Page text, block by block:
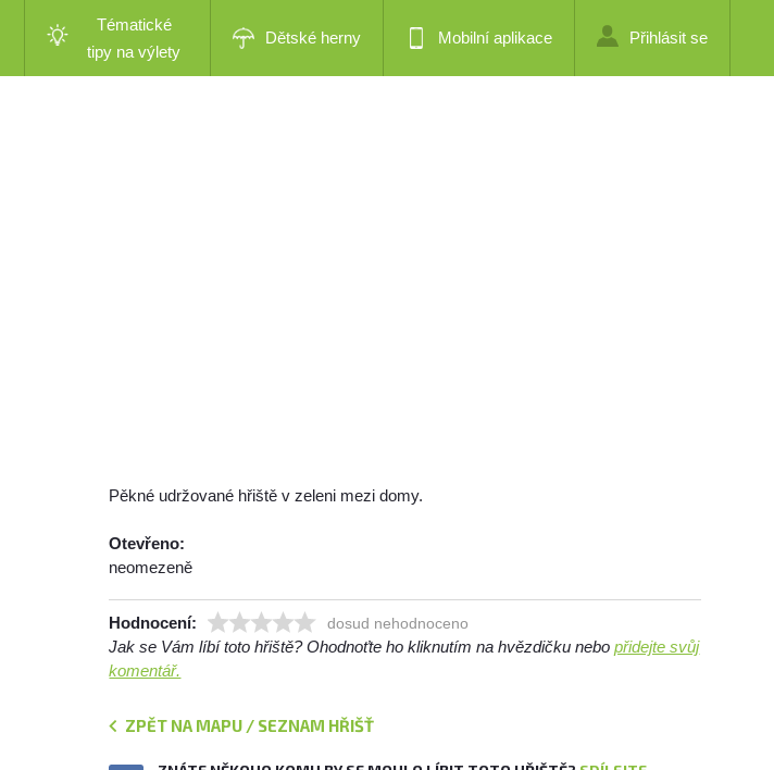
Tématické
tipy na výlety
Dětské herny Mobilní aplikace Přihlásit se
Pěkné udržované hřiště v zeleni mezi domy.
Otevřeno:
neomezeně
Hodnocení: dosud nehodnoceno
Jak se Vám líbí toto hřiště? Ohodnoťte ho kliknutím na hvězdičku nebopřidejte svůj
komentář.
ZPĚT NA MAPU / SEZNAM HŘIŠŤ